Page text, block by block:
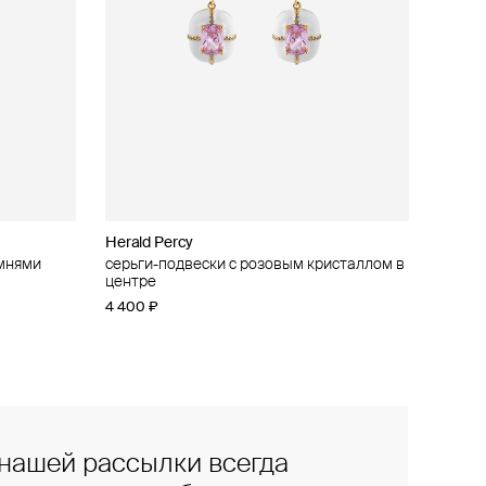
Herald Percy
серьги-подвески с розовым кристаллом в
центре
4 400 ₽
рассылки всегда